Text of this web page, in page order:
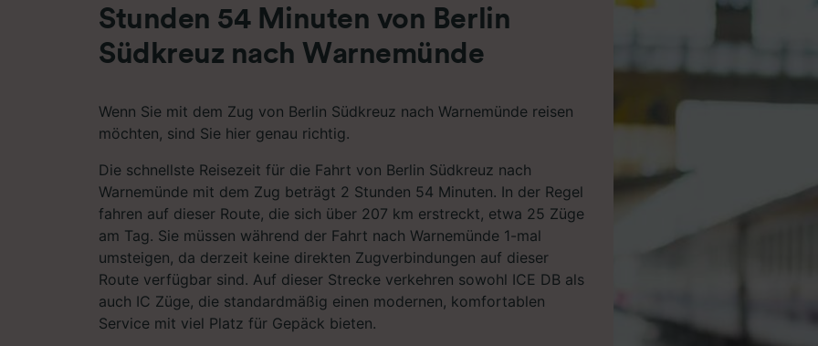
Stunden 54 Minuten von Berlin
Südkreuz nach Warnemünde
Wenn Sie mit dem Zug von Berlin Südkreuz nach Warnemünde reisen
möchten, sind Sie hier genau richtig.
Die schnellste Reisezeit für die Fahrt von Berlin Südkreuz nach
Warnemünde mit dem Zug beträgt 2 Stunden 54 Minuten. In der Regel
fahren auf dieser Route, die sich über 207 km erstreckt, etwa 25 Züge
am Tag. Sie müssen während der Fahrt nach Warnemünde 1-mal
umsteigen, da derzeit keine direkten Zugverbindungen auf dieser
Route verfügbar sind. Auf dieser Strecke verkehren sowohl ICE DB als
auch IC Züge, die standardmäßig einen modernen, komfortablen
Service mit viel Platz für Gepäck bieten.